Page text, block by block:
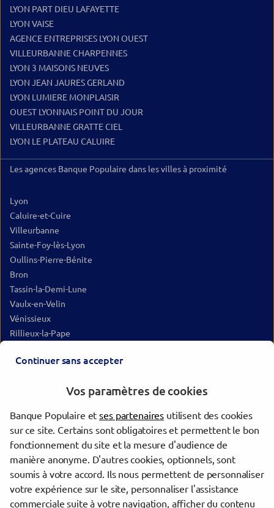
LYON PART DIEU LAFAYETTE
LYON VAISE
AGENCE ENTREPRISES LYON OUEST
VILLEURBANNE CHARPENNES
LYON 3 MAISONS NEUVES
LYON JEAN JAURES GERLAND
LYON LUMIERE MONPLAISIR
OUEST LYONNAIS POINT DU JOUR
VILLEURBANNE GRATTE CIEL
LYON LE PLATEAU CALUIRE
Les agences Banque Populaire dans les villes à proximité
Lyon
Caluire-et-Cuire
Villeurbanne
Sainte-Foy-lès-Lyon
Oullins-Pierre-Bénite
Bron
Tassin-la-Demi-Lune
Vaulx-en-Velin
Vénissieux
Rillieux-la-Pape
Décines-Charpieu
Villefranche-sur-Saône
Vienne
Bourgoin-Jallieu
Saint-Chamond
Continuer sans accepter
Vos paramètres de cookies
Banque Populaire etses partenaires utilisent des cookies
sur ce site. Certains sont obligatoires et permettent le bon
fonctionnement du site et la mesure d'audience de
manière anonyme. D'autres cookies, optionnels, sont
soumis à votre accord. Ils nous permettent de personnaliser
votre expérience sur le site, personnaliser l'assistance
commerciale suite à votre navigation, afficher du contenu